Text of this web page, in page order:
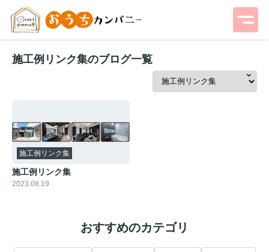
施工例リンク集のブログ一覧
施工例リンク集
施工例リンク集
2023.08.19
おすすめのカテゴリ